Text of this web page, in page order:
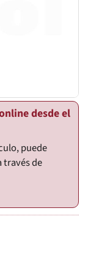
desde el
puede
de